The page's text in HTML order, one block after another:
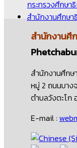
กระทรวงศึกษา
สำนักงานศึกษา
สำนักงานศึ
สำนักงานศึกษ
หมู่ 2 ถนนบาง
ตำบลวังตะโก
E-mail :